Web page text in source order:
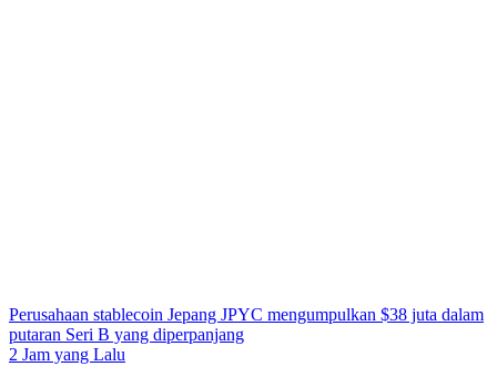
Perusahaan stablecoin Jepang JPYC mengumpulkan $38 juta dalam
putaran Seri B yang diperpanjang
2 Jam yang Lalu